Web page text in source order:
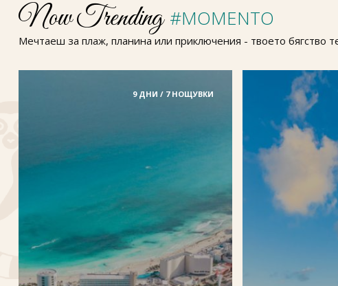
Now Trending #MOMENTO
Мечтаеш за плаж, планина или приключения - твоето бягство
9 ДНИ / 7 НОЩУВКИ